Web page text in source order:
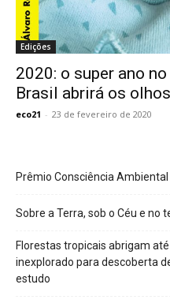
Edições
2020: o super ano
Brasil abrirá os olhos
eco21 - 23 de fevereiro de 2020
Prêmio Consciência
Sobre a Terra, sob o Céu e no
Florestas tropicais abrigam
inexplorado para descoberta
estudo